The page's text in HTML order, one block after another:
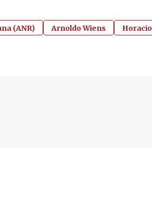
(ANR) Arnoldo Wiens